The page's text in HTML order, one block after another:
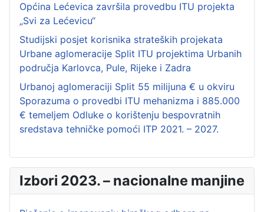
Općina Lećevica završila provedbu ITU projekta
„Svi za Lećevicu“
Studijski posjet korisnika strateških projekata
Urbane aglomeracije Split ITU projektima Urbanih
područja Karlovca, Pule, Rijeke i Zadra
Urbanoj aglomeraciji Split 55 milijuna € u okviru
Sporazuma o provedbi ITU mehanizma i 885.000
€ temeljem Odluke o korištenju bespovratnih
sredstava tehničke pomoći ITP 2021. – 2027.
Izbori 2023. – nacionalne manjine